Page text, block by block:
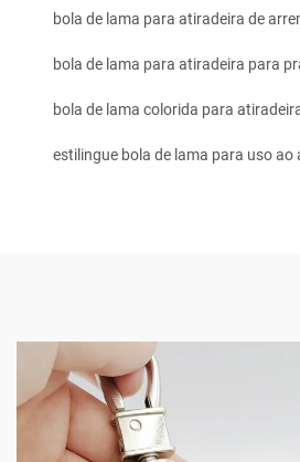
bola de lama para atiradeira de
bola de lama para atiradeira para
bola de lama colorida para
estilingue bola de lama para uso ao